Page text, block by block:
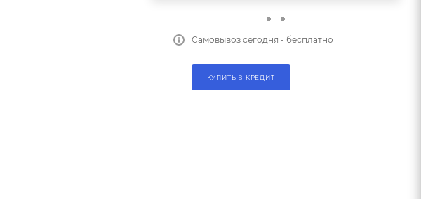
Самовывоз сегодня - бесплатно
КУПИТЬ В КРЕДИТ